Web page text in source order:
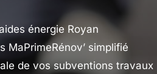
énergie Royan
MaPrimeRénov’ simplifié
de vos subventions travaux